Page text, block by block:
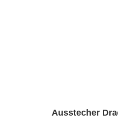
Ausstecher